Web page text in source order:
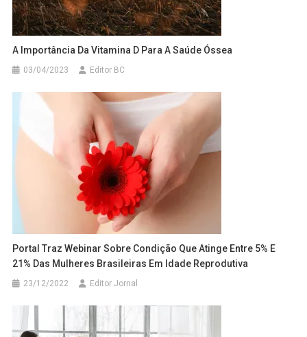
A Importância Da Vitamina D Para A Saúde Óssea
03/04/2023 Editor BC
Portal Traz Webinar Sobre Condição Que Atinge Entre 5% E
21% Das Mulheres Brasileiras Em Idade Reprodutiva
23/12/2022 Editor Jornal